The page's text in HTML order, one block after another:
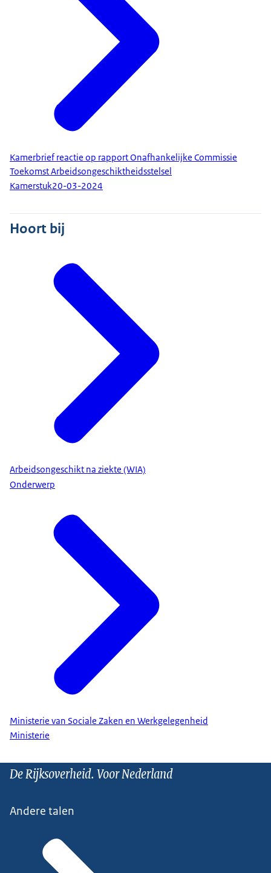
Kamerbrief reactie op rapport Onafhankelijke Commissie
Toekomst Arbeidsongeschiktheidsstelsel
Kamerstuk20-03-2024
Hoort bij
Arbeidsongeschikt na ziekte (WIA)
Onderwerp
Ministerie van Sociale Zaken en Werkgelegenheid
Ministerie
De Rijksoverheid. Voor Nederland
Andere talen